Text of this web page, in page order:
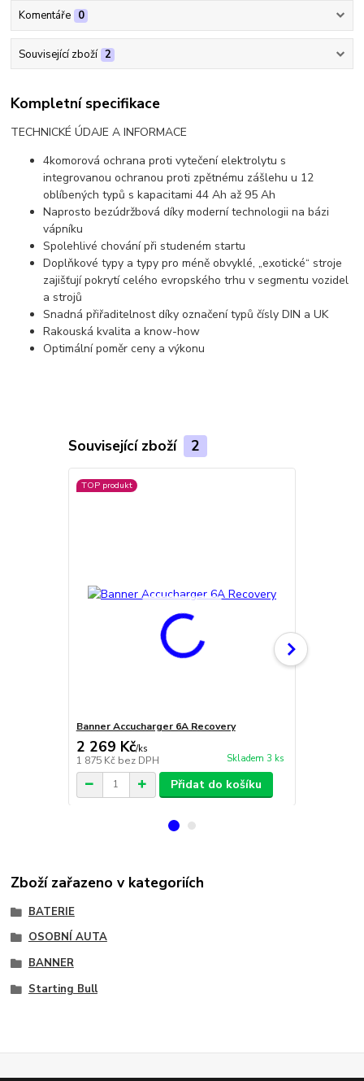
Komentáře 0
Související zboží 2
Kompletní specifikace
TECHNICKÉ ÚDAJE A INFORMACE
4komorová ochrana proti vytečení elektrolytu s
integrovanou ochranou proti zpětnému zášlehu u 12
oblíbených typů s kapacitami 44 Ah až 95 Ah
Naprosto bezúdržbová díky moderní technologii na bázi
vápníku
Spolehlivé chování při studeném startu
Doplňkové typy a typy pro méně obvyklé, „exotické“ stroje
zajišťují pokrytí celého evropského trhu v segmentu vozidel
a strojů
Snadná přiřaditelnost díky označení typů čísly DIN a UK
Rakouská kvalita a know-how
Optimální poměr ceny a výkonu
Související zboží 2
TOP produkt
Banner Accucharger 6A Recovery
2 269 Kč/ks
1 875 Kč bez DPH Skladem 3 ks
Přidat do košíku
Zboží zařazeno v kategoriích
BATERIE
OSOBNÍ AUTA
BANNER
Starting Bull